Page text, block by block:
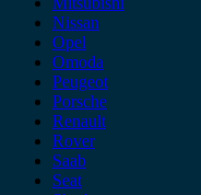
Nissan
Opel
Omoda
Peugeot
Porsche
Renault
Rover
Saab
Seat